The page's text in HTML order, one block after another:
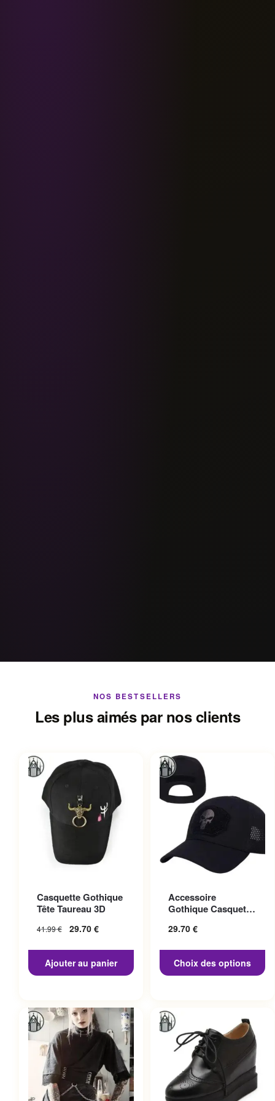
NOS BESTSELLERS
Les plus aimés par nos clients
Casquette Gothique
Tête Taureau 3D
41.99€ 29.70 €
Ajouter au panier
Accessoire
Gothique Casquette
29.70 €
Choix des options
variations. Les options
peuvent être choisies sur la
page du produit